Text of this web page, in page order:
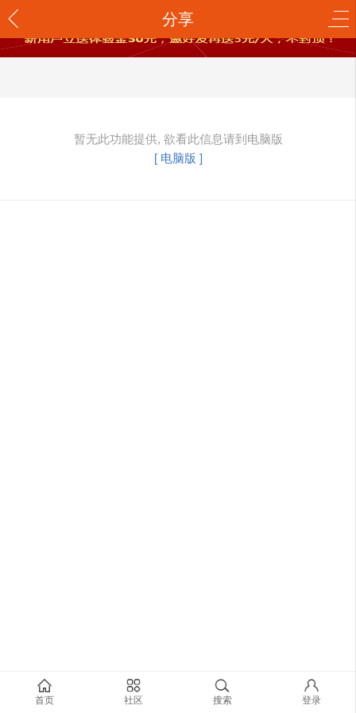
分享
暂无此功能提供, 欲看此信息请到电脑版
[ 电脑版 ]
首页 社区 搜索 登录